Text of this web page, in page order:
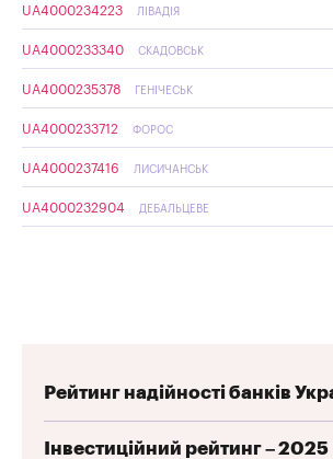
UA4000234223 ЛІВАДІЯ
UA4000233340 СКАДОВСЬК
UA4000235378 ГЕНІЧЕСЬК
UA4000233712 ФОРОС
UA4000237416 ЛИСИЧАНСЬК
UA4000232904 ДЕБАЛЬЦЕВЕ
Рейтинг надійності банків
Інвестиційний рейтинг – 2025